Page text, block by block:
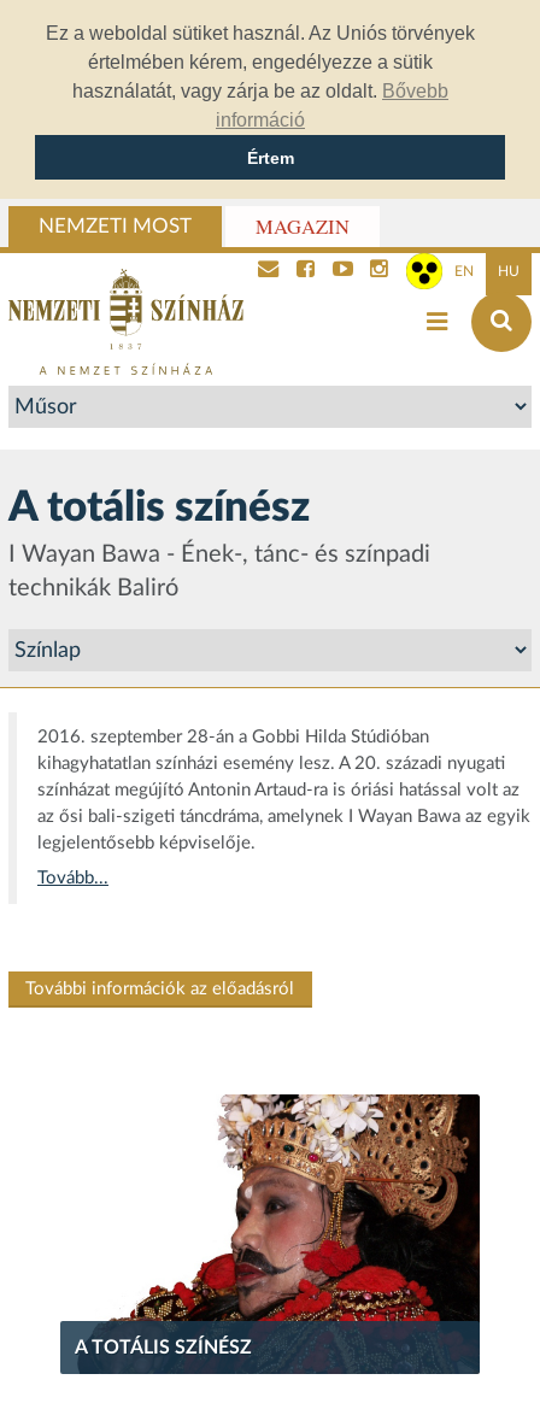
Ez a weboldal sütiket használ. Az Uniós törvények
értelmében kérem, engedélyezze a sütik
használatát, vagy zárja be az oldalt. Bővebb
információ
Értem
NEMZETI MOST MAGAZIN
EN HU
A totális színész
I Wayan Bawa - Ének-, tánc- és színpadi
technikák Baliró
2016. szeptember 28-án a Gobbi Hilda Stúdióban
kihagyhatatlan színházi esemény lesz. A 20. századi nyugati
színházat megújító Antonin Artaud-ra is óriási hatással volt az
az ősi bali-szigeti táncdráma, amelynek I Wayan Bawa az egyik
legjelentősebb képviselője.
Tovább...
További információk az előadásról
A TOTÁLIS SZÍNÉSZ